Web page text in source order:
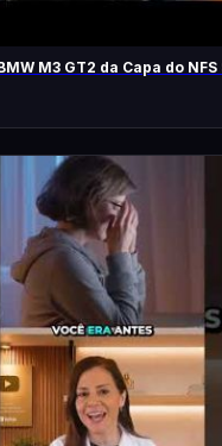
M3 GT2 da Capa do NFS